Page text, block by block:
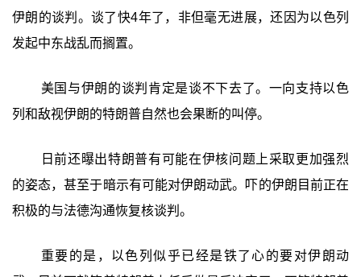
伊朗的谈判。谈了快4年了，非但毫无进展，还因为以色列
发起中东战乱而搁置。
美国与伊朗的谈判肯定是谈不下去了。一向支持以色
列和敌视伊朗的特朗普自然也会果断的叫停。
日前还曝出特朗普有可能在伊核问题上采取更加强烈
的姿态，甚至于暗示有可能对伊朗动武。吓的伊朗目前正在
积极的与法德沟通恢复核谈判。
重要的是，以色列似乎已经是铁了心的要对伊朗动